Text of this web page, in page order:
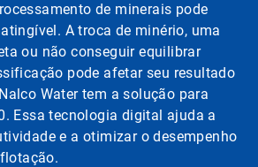
de minerais pode
A troca de minério, uma
ou não conseguir equilibrar
pode afetar seu resultado
Water tem a solução para
Essa tecnologia digital ajuda a
e a otimizar o desempenho